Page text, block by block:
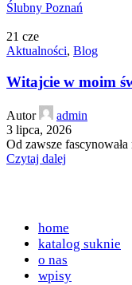
21 cze
Aktualności, Blog
Witajcie w moim
Autor
admin
3 lipca, 2026
Od zawsze
Czytaj dalej
home
katalog suknie
o nas
wpisy